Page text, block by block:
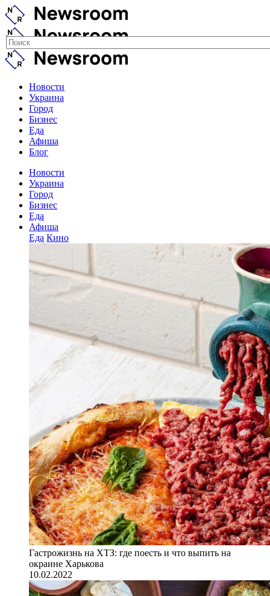
Новости
Украина
Город
Бизнес
Еда
Афиша
Блог
Новости
Украина
Город
Бизнес
Еда
Афиша
Еда Кино
Гастрожизнь на ХТЗ: где поесть и что выпить на
окраине Харькова
10.02.2022